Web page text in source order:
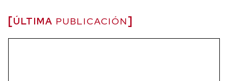
ÚLTIMA PUBLICACIÓN